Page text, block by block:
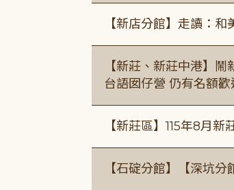
【新店分館】走讀：
【新莊、新莊中港】
台語囡仔營 仍有名額歡
【新莊區】115年8月
【石碇分館】【深坑